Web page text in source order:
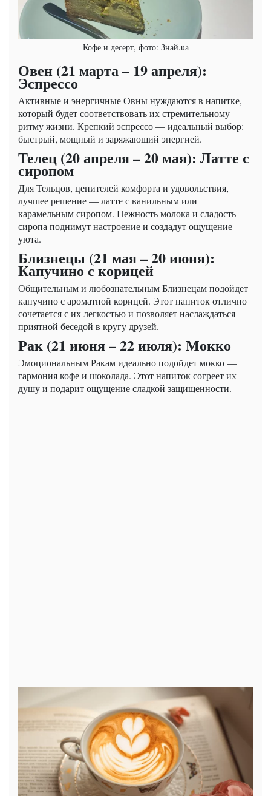
Кофе и десерт, фото: Знай.ua
Овен (21 марта – 19 апреля):
Эспрессо
Активные и энергичные Овны нуждаются в напитке,
который будет соответствовать их стремительному
ритму жизни. Крепкий эспрессо — идеальный выбор:
быстрый, мощный и заряжающий энергией.
Телец (20 апреля – 20 мая): Латте с
сиропом
Для Тельцов, ценителей комфорта и удовольствия,
лучшее решение — латте с ванильным или
карамельным сиропом. Нежность молока и сладость
сиропа поднимут настроение и создадут ощущение
уюта.
Близнецы (21 мая – 20 июня):
Капучино с корицей
Общительным и любознательным Близнецам подойдет
капучино с ароматной корицей. Этот напиток отлично
сочетается с их легкостью и позволяет наслаждаться
приятной беседой в кругу друзей.
Рак (21 июня – 22 июля): Мокко
Эмоциональным Ракам идеально подойдет мокко —
гармония кофе и шоколада. Этот напиток согреет их
душу и подарит ощущение сладкой защищенности.